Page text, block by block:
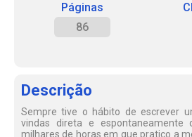
Páginas
86
Descrição
Sempre tive o hábito de escrever
vindas direta e espontaneamente
milhares de horas em que pratico a